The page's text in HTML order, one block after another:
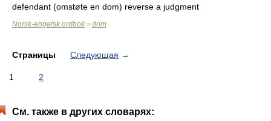
defendant (omstøte en dom) reverse a judgment
Norsk-engelsk ordbok > dom
Страницы Следующая →
1 2
См. также в других словарях: